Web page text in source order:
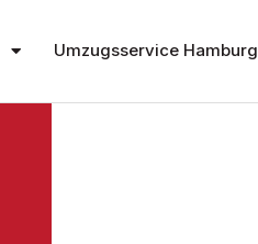
Umzugsservice Hamburg